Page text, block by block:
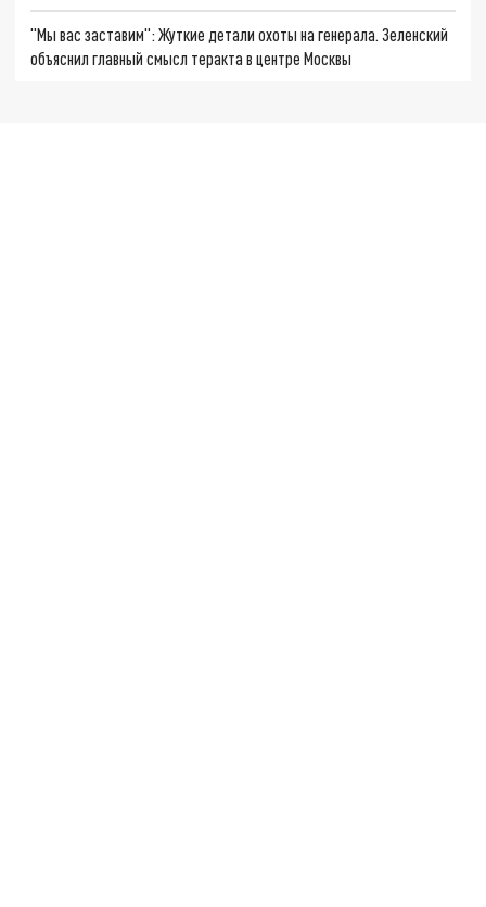
"Мы вас заставим": Жуткие детали охоты на генерала. Зеленский
объяснил главный смысл теракта в центре Москвы